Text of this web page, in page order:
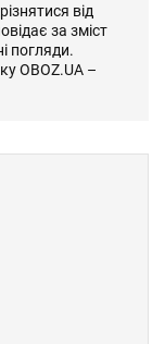
від
за зміст
погляди.
OBOZ.UA –